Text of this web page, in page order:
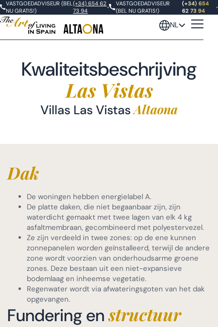
VASTGOEDADVISEUR (BEL
NU GRATIS!)
(+34) 654 62
73 94
•
VASTGOEDADVISEUR
(BEL NU GRATIS!)
(+34) 654
62 73 94
•
NL
Kwaliteitsbeschrijving
Las Vistas
Villas Las VistasAltaona
Dak
De woningen hebben energielabel A.
De platte daken, die niet begaanbaar zijn, zijn
waterdicht gemaakt met twee lagen van elk 4 kg
asfaltmembraan, gecombineerd met polyestervezel.
Ze zijn verdeeld in twee zones: op de ene kunnen
zonnepanelen worden geïnstalleerd, terwijl de andere
zone wordt voorzien van onderhoudsarme groene
zones. Deze bestaan uit een niet-expansieve
bodemlaag en inheemse vegetatie.
Regenwater wordt via afwateringsgoten van het dak
opgevangen.
Fundering enstructuur